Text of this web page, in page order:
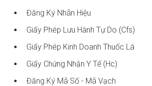
Đăng Ký Nhãn Hiệu
Giấy Phép Lưu Hành Tự Do (cfs)
Giấy Phép Kinh Doanh Thuốc Lá
Giấy Chứng Nhận Y Tế (hc)
Đăng Ký Mã Số - Mã Vạch